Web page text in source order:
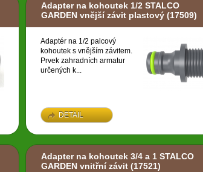
Adapter na kohoutek 1/2 STALCO
GARDEN vnější závit plastový (17509)
Adaptér na 1/2 palcový
kohoutek s vnějším závitem.
Prvek zahradních armatur
určených k...
DETAIL
Adapter na kohoutek 3/4 a 1 STALCO
GARDEN vnitřní závit (17521)